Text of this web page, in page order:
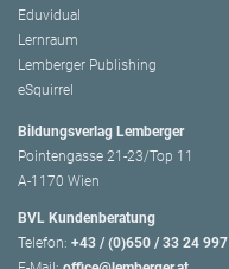
Eduvidual
Lernraum
Lemberger Publishing
eSquirrel
Bildungsverlag Lemberger
Pointengasse 21-23/Top 11
A-1170 Wien
BVL Kundenberatung
Telefon: +43 / (0)650 / 33 24 997